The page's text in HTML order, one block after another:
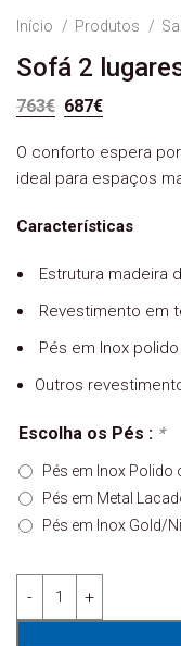
Início Produtos
Sofá 2
763€ O preço
687€
O conforto espera
ideal para espaços
Características
Estrutura madeira
Revestimento em
Pés em Inox
Outros
Escolha os Pés : *
Pés em Inox Polido
Pés em Metal
Pés em Inox Gold/
Quantidade de Sofá 2